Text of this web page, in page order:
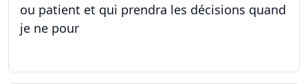
ou patient et qui prendra les décisions quand
je ne pour